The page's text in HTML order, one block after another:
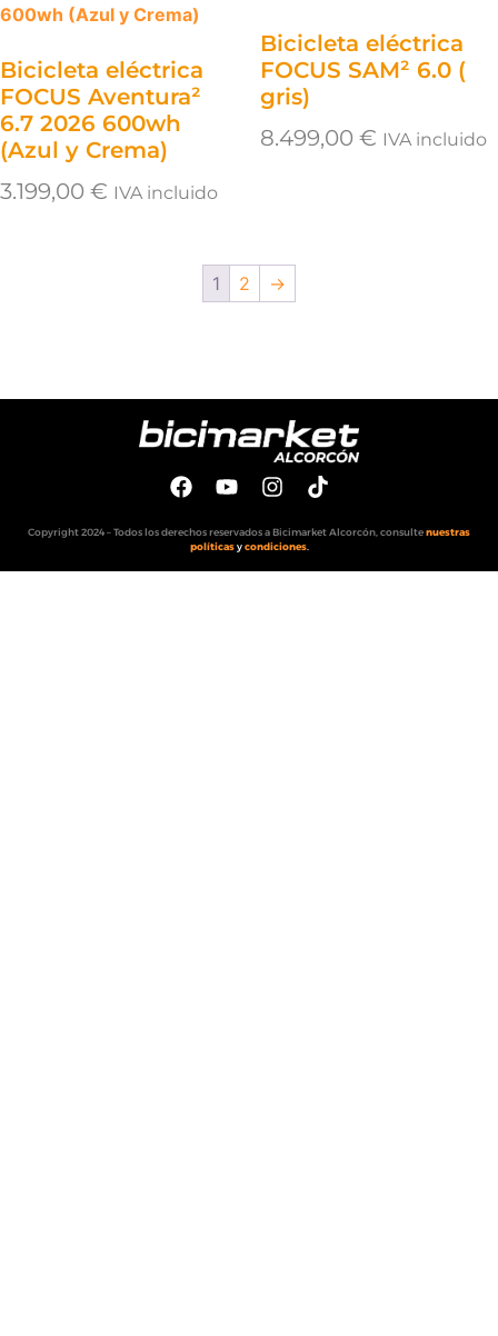
Bicicleta eléctrica
FOCUS Aventura²
6.7 2026 600wh
(Azul y Crema)
3.199,00 € IVA incluido
Bicicleta eléctrica
FOCUS SAM² 6.0 (
gris)
8.499,00 € IVA incluido
1 2 →
Copyright 2024 – Todos los derechos reservados a Bicimarket Alcorcón, consultenuestras
políticasycondiciones.